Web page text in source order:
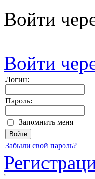
Войти
Войти
Логин:
Пароль:
Запомнить меня
Забыли свой пароль?